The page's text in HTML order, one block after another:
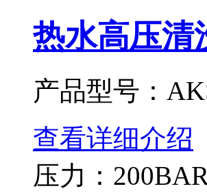
热水高压清
产品型号：
查看详细介绍
压力：